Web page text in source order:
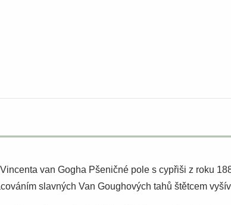
van Gogha Pšeničné pole s cypřiši z roku
slavných Van Goughových tahů štětcem